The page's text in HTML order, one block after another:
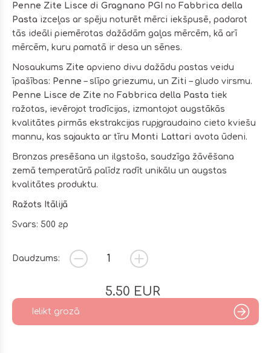
Penne Zite Lisce di Gragnano PGI no Fabbrica della
Pasta izceļas ar spēju noturēt mērci iekšpusē, padarot
tās ideāli piemērotas dažādām gaļas mērcēm, kā arī
mērcēm, kuru pamatā ir desa un sēnes.
Nosaukums Zite apvieno divu dažādu pastas veidu
īpašības: Penne – slīpo griezumu, un Ziti – gludo virsmu.
Penne Lisce de Zite no Fabbrica della Pasta tiek
ražotas, ievērojot tradīcijas, izmantojot augstākās
kvalitātes pirmās ekstrakcijas rupjgraudaino cieto kviešu
mannu, kas sajaukta ar tīru Monti Lattari avota ūdeni.
Bronzas presēšana un ilgstoša, saudzīga žāvēšana
zemā temperatūrā palīdz radīt unikālu un augstas
kvalitātes produktu.
Ražots Itālijā
Svars: 500 гр
Daudzums:
5.50 EUR
Ielikt grozā